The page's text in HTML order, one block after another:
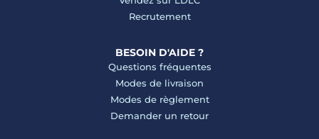
Recrutement
BESOIN D'AIDE ?
Questions fréquentes
Modes de livraison
Modes de règlement
Demander un retour